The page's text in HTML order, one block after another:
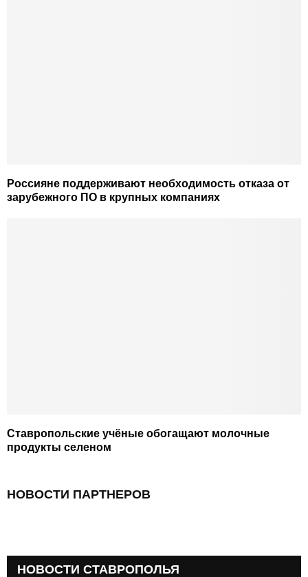
Россияне поддерживают необходимость отказа от
зарубежного ПО в крупных компаниях
Ставропольские учёные обогащают молочные
продукты селеном
НОВОСТИ ПАРТНЕРОВ
НОВОСТИ СТАВРОПОЛЬЯ